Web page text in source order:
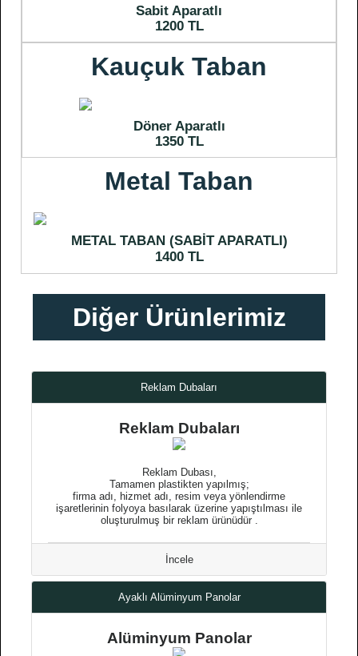
Sabit Aparatlı
1200 TL
Kauçuk Taban
Döner Aparatlı
1350 TL
Metal Taban
METAL TABAN (SABİT APARATLI)
1400 TL
Diğer Ürünlerimiz
Reklam Dubaları
Reklam Dubaları
Reklam Dubası,
Tamamen plastikten yapılmış;
firma adı, hizmet adı, resim veya yönlendirme
işaretlerinin folyoya basılarak üzerine yapıştılması ile
oluşturulmuş bir reklam ürünüdür .
İncele
Ayaklı Alüminyum Panolar
Alüminyum Panolar